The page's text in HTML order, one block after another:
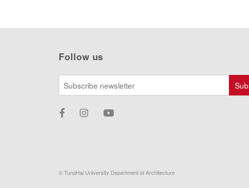
Follow us
© TungHai University Department of Architecture